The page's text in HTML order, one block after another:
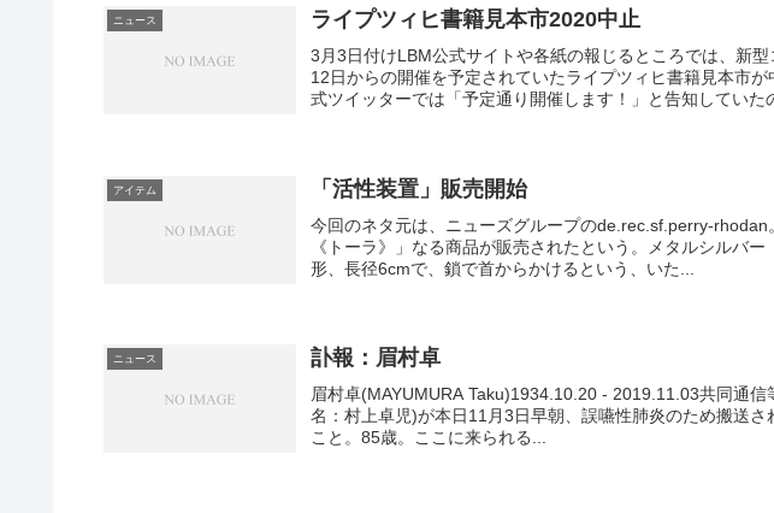
ニュース ライプツィヒ書籍見本市2020中止
3月3日付けLBM公式サイトや各紙の報じるところでは、新型
12日からの開催を予定されていたライプツィヒ書籍見本市
式ツイッターでは「予定通り開催します！」と告知していた
アイテム 「活性装置」販売開始
今回のネタ元は、ニューズグループのde.rec.sf.perry-
《トーラ》」なる商品が販売されたという。メタルシルバ
形、長径6cmで、鎖で首からかけるという、いた...
ニュース 訃報：眉村卓
眉村卓(MAYUMURA Taku)1934.10.20 - 2019.11.03共同通
名：村上卓児)が本日11月3日早朝、誤嚥性肺炎のため搬送
こと。85歳。ここに来られる...